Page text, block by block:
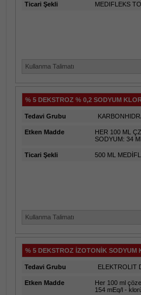
Ticari Şekli MEDIFLEKS
Kullanma Talimatı
% 5 DEKSTROZ % 0,2 SODYUM
Tedavi Grubu
Etken Madde
HER 100 ML
SODYUM: 34
Ticari Şekli 500 ML
Kullanma Talimatı
% 5 DEKSTROZ İZOTONİK SODYUM
Tedavi Grubu ELEKTROLIT
Etken Madde
Her 100 ml
154 mEq/l -